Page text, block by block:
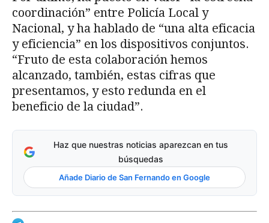
coordinación” entre Policía Local y
Nacional, y ha hablado de “una alta eficacia
y eficiencia” en los dispositivos conjuntos.
“Fruto de esta colaboración hemos
alcanzado, también, estas cifras que
presentamos, y esto redunda en el
beneficio de la ciudad”.
Haz que nuestras noticias aparezcan en tus
búsquedas
Añade Diario de San Fernando en Google